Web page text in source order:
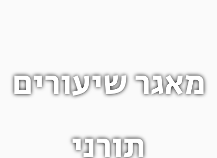
מאגר שיעורים
תורני